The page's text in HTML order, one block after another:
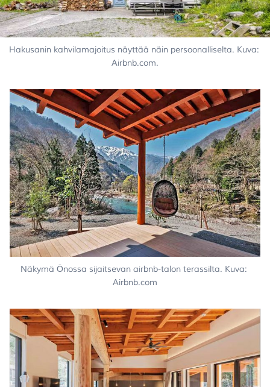
Hakusanin kahvilamajoitus näyttää näin persoonalliselta. Kuva:
Airbnb.com.
Näkymä Ōnossa sijaitsevan airbnb-talon terassilta. Kuva:
Airbnb.com